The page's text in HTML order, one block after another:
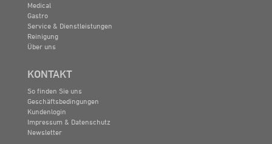
Medical
Gastro
Service & Dienstleistungen
Reinigung
Über uns
KONTAKT
So finden Sie uns
Geschäftsbedingungen
Kundenlogin
Impressum & Datenschutz
Newsletter